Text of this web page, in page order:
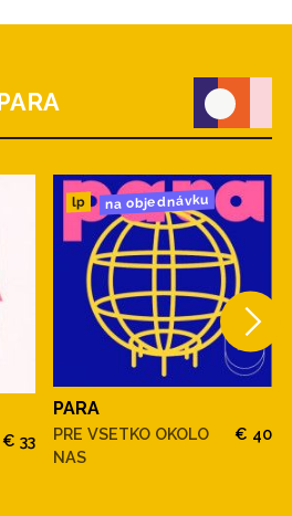
PARA
€ 33
lp na objednávku
PARA
PRE VSETKO OKOLO
NAS
€ 40